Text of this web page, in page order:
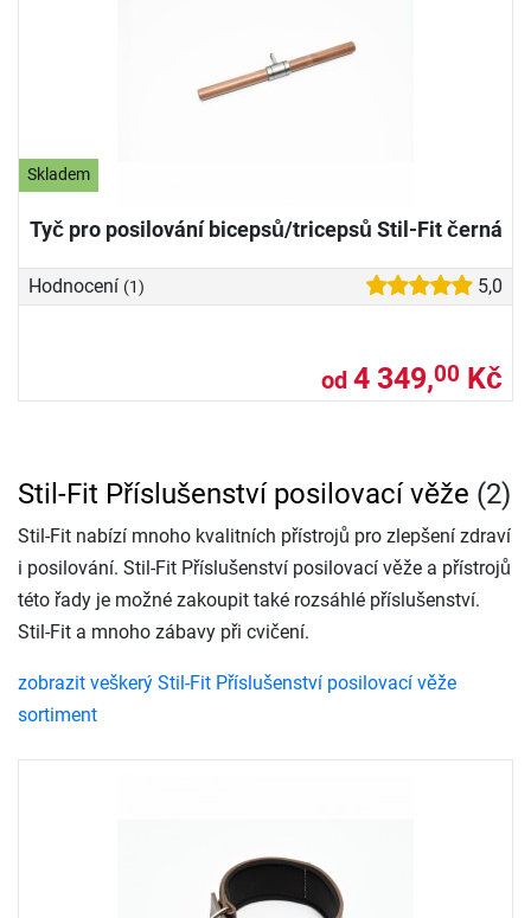
Skladem
Tyč pro posilování bicepsů/tricepsů Stil-Fit černá
Hodnocení (1) 5,0
od 4 349,00 Kč
Stil-Fit Příslušenství posilovací věže (2)
Stil-Fit nabízí mnoho kvalitních přístrojů pro zlepšení zdraví
i posilování. Stil-Fit Příslušenství posilovací věže a přístrojů
této řady je možné zakoupit také rozsáhlé příslušenství.
Stil-Fit a mnoho zábavy při cvičení.
zobrazit veškerý Stil-Fit Příslušenství posilovací věže
sortiment